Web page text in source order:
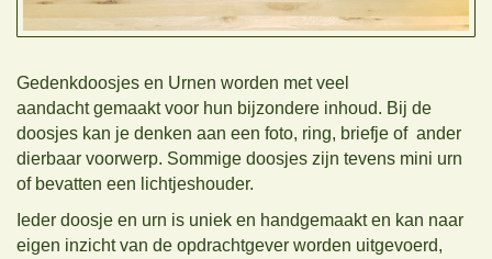
Gedenkdoosjes en Urnen worden met veel
aandacht gemaakt voor hun bijzondere inhoud. Bij de
doosjes kan je denken aan een foto, ring, briefje of ander
dierbaar voorwerp. Sommige doosjes zijn tevens mini urn
of bevatten een lichtjeshouder.
Ieder doosje en urn is uniek en handgemaakt en kan naar
eigen inzicht van de opdrachtgever worden uitgevoerd,